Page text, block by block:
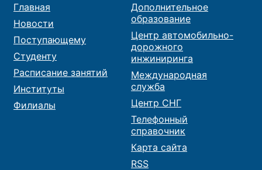
Главная
Новости
Поступающему
Студенту
Расписание занятий
Институты
Филиалы
Дополнительное
образование
Центр автомобильно-
дорожного
инжиниринга
Международная
служба
Центр СНГ
Телефонный
справочник
Карта сайта
RSS